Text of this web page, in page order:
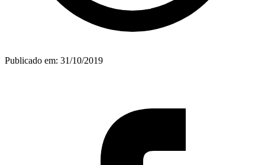
Publicado em: 31/10/2019